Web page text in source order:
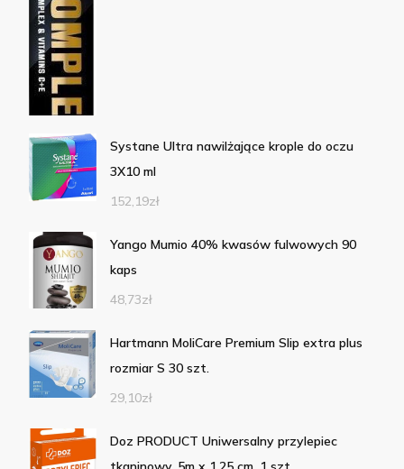
Systane Ultra nawilżające krople do oczu
3X10 ml
152,19zł
Yango Mumio 40% kwasów fulwowych 90
kaps
48,73zł
Hartmann MoliCare Premium Slip extra plus
rozmiar S 30 szt.
29,10zł
Doz PRODUCT Uniwersalny przylepiec